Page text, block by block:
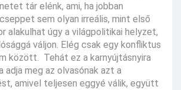
tár elénk, ami, ha jobban
sem olyan irreális, mint első
alakulhat úgy a világpolitikai helyzet,
váljon. Elég csak egy konfliktus
között. Tehát ez a karnyújtásnyira
meg az olvasónak azt a
amivel teljesen eggyé válik, együtt